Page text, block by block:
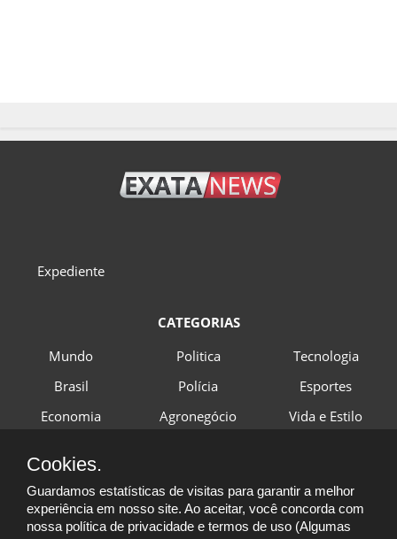
Expediente
CATEGORIAS
Mundo
Politica
Tecnologia
Brasil
Polícia
Esportes
Economia
Agronegócio Vida e Estilo
ACOMPANHE-NOS NAS REDES SOCIAIS
@exatanewsoficial
@exatanewsoficial
Cookies.
Guardamos estatísticas de visitas para garantir a melhor
experiência em nosso site. Ao aceitar, você concorda com
nossa política de privacidade e termos de uso (Algumas